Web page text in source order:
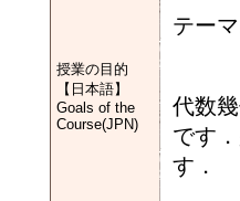
授業の目的
【日本語】
Goals of the
Course(JPN)
テー
代数
です
す．